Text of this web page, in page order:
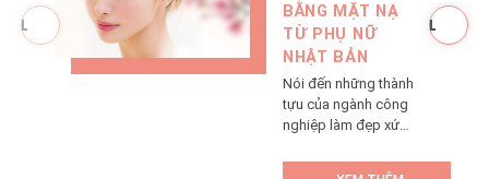
BẰNG MẶT NẠ
TỪ PHỤ NỮ
NHẬT BẢN
Nói đến những thành
tựu của ngành công
nghiệp làm đẹp xứ
có thể bỏ qua mặt nạ